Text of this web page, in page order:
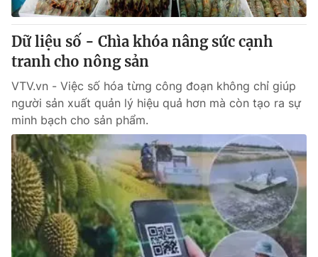
Câu chuyện quốc tế
Thị trường
Góc doanh nghiệp
Truyền hình
Hậu trường
Nhân vật
Khán giả
Giải sao mai
Giải trí
Điện ảnh
Âm nhạc
Sao
Đời sống
Du lịch
Làm đẹp
Chất lượng cuộc sống
Giáo dục
Tuyển sinh
Học trực tuyến
Công nghệ
Hitech Công nghệ tương lai
Giao lưu trực tuyến
Dữ liệu số - Chìa khóa nâng sức cạnh
tranh cho nông sản
VTV.vn - Việc số hóa từng công đoạn không chỉ giúp
người sản xuất quản lý hiệu quả hơn mà còn tạo ra sự
minh bạch cho sản phẩm.